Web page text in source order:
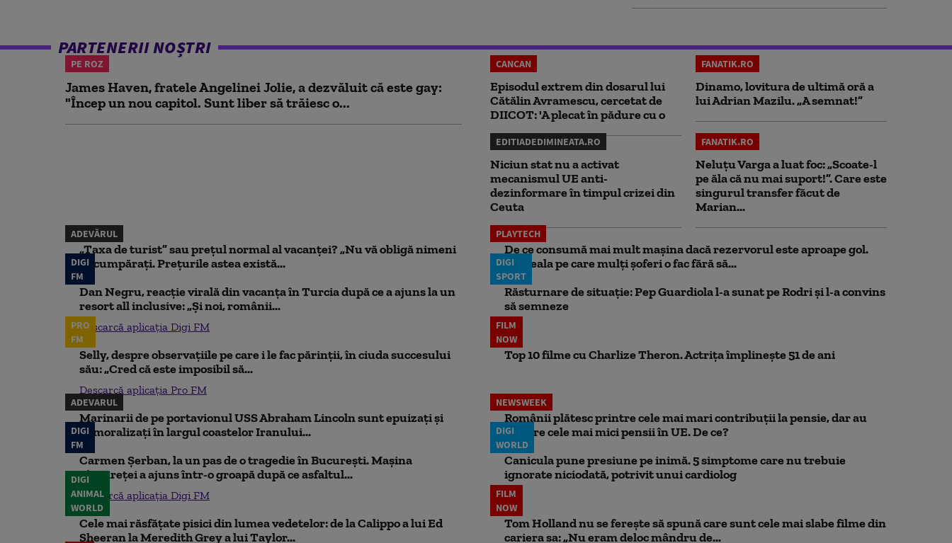
PARTENERII NOȘTRI
PE ROZ
James Haven, fratele Angelinei Jolie, a dezvăluit că este gay:
"Încep un nou capitol. Sunt liber să trăiesc o...
CANCAN
Episodul extrem din dosarul lui
Cătălin Avramescu, cercetat de
DIICOT: 'A plecat în pădure cu o
FANATIK.RO
Dinamo, lovitura de ultimă oră a
lui Adrian Mazilu. „A semnat!”
EDITIADEDIMINEATA.RO
Niciun stat nu a activat
mecanismul UE anti-
dezinformare în timpul crizei din
Ceuta
FANATIK.RO
Neluțu Varga a luat foc: „Scoate-l
pe ăla că nu mai suport!”. Care este
singurul transfer făcut de
Marian...
ADEVĂRUL
„Taxa de turist” sau prețul normal al vacanței? „Nu vă obligă nimeni
să cumpărați. Prețurile astea există...
PLAYTECH
De ce consumă mai mult mașina dacă rezervorul este aproape gol.
Greșeala pe care mulți șoferi o fac fără să...
DIGI
FM
Dan Negru, reacție virală din vacanța în Turcia după ce a ajuns la un
resort all inclusive: „Și noi, românii...
Descarcă aplicația Digi FM
DIGI
SPORT
Răsturnare de situație: Pep Guardiola l-a sunat pe Rodri și l-a convins
să semneze
PRO
FM
Selly, despre observațiile pe care i le fac părinții, în ciuda succesului
său: „Cred că este imposibil să...
Descarcă aplicația Pro FM
FILM
NOW
Top 10 filme cu Charlize Theron. Actrița împlinește 51 de ani
ADEVARUL
Marinarii de pe portavionul USS Abraham Lincoln sunt epuizați și
demoralizați în largul coastelor Iranului...
NEWSWEEK
Românii plătesc printre cele mai mari contribuții la pensie, dar au
printre cele mai mici pensii în UE. De ce?
DIGI
FM
Carmen Șerban, la un pas de o tragedie în București. Mașina
cântăreței a ajuns într-o groapă după ce asfaltul...
Descarcă aplicația Digi FM
DIGI
WORLD
Canicula pune presiune pe inimă. 5 simptome care nu trebuie
ignorate niciodată, potrivit unui cardiolog
DIGI
ANIMAL
WORLD
Cele mai răsfățate pisici din lumea vedetelor: de la Calippo a lui Ed
Sheeran la Meredith Grey a lui Taylor...
FILM
NOW
Tom Holland nu se ferește să spună care sunt cele mai slabe filme din
cariera sa: „Nu eram deloc mândru de...